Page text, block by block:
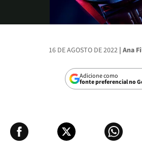
16 DE AGOSTO DE 2022 | Ana
Adicione como
fonte preferencial no